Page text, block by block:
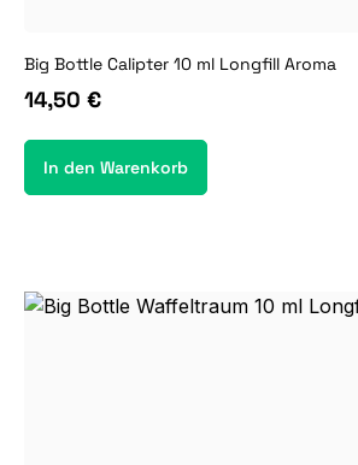
Big Bottle Calipter 10 ml Longfill Aroma
14,50 €
In den Warenkorb